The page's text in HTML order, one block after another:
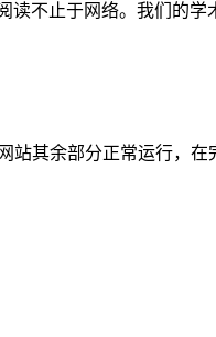
不止于网络。我们的
其余部分正常运行，